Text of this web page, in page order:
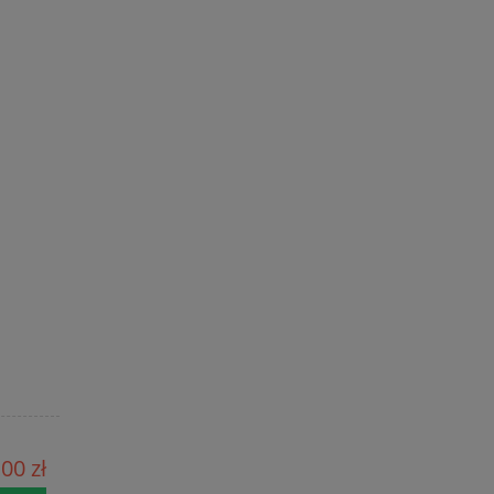
zł